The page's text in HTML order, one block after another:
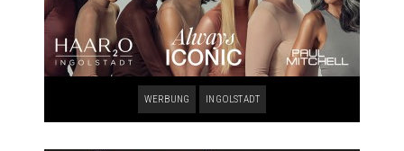
WERBUNG INGOLSTADT